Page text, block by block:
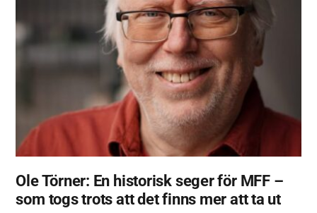
Ole Törner: En historisk seger för MFF –
som togs trots att det finns mer att ta ut